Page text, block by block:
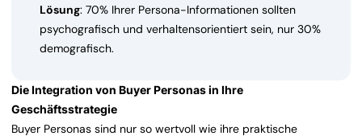
Lösung: 70% Ihrer Persona-Informationen sollten
psychografisch und verhaltensorientiert sein, nur 30%
demografisch.
Die Integration von Buyer Personas in Ihre
Geschäftsstrategie
Buyer Personas sind nur so wertvoll wie ihre praktische